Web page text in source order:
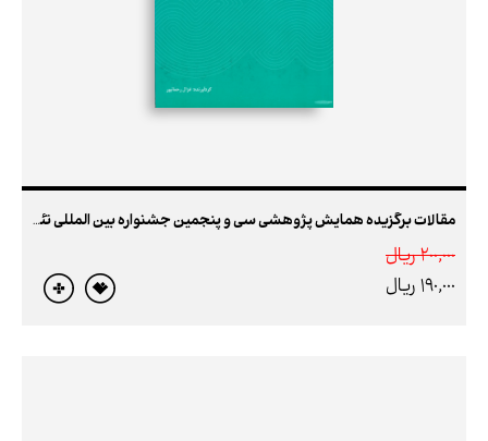
مقالات برگزیده همایش پژوهشی سی و پنجمین جشنواره بین المللی تئاتر فجر شهر ، شهروندی و تئاتر
200,000 ريال
190,000 ريال